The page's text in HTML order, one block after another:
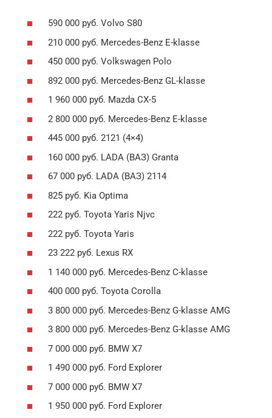
590 000 руб. Volvo S80
210 000 руб. Mercedes-Benz E-klasse
450 000 руб. Volkswagen Polo
892 000 руб. Mercedes-Benz GL-klasse
1 960 000 руб. Mazda CX-5
2 800 000 руб. Mercedes-Benz E-klasse
445 000 руб. 2121 (4×4)
160 000 руб. LADA (ВАЗ) Granta
67 000 руб. LADA (ВАЗ) 2114
825 руб. Kia Optima
222 руб. Toyota Yaris Njvc
222 руб. Toyota Yaris
23 222 руб. Lexus RX
1 140 000 руб. Mercedes-Benz C-klasse
400 000 руб. Toyota Corolla
3 800 000 руб. Mercedes-Benz G-klasse AMG
3 800 000 руб. Mercedes-Benz G-klasse AMG
7 000 000 руб. BMW X7
1 490 000 руб. Ford Explorer
7 000 000 руб. BMW X7
1 950 000 руб. Ford Explorer